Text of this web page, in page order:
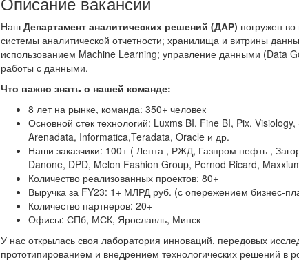
Наш Департамент аналитических решений (ДАР) погружен
системы аналитической отчетности; хранилища и витрины
использованием Machine Learning; управление данными (Data
работы с данными.
Что важно знать о нашей команде:
8 лет на рынке, команда: 350+ человек
Основной стек технологий: Luxms BI, Fine BI, Pix,
Arenadata, Informatica,Teradata, Oracle и др.
Наши заказчики: 100+ ( Лента , РЖД, Газпром нефть ,
Danone, DPD, Melon Fashion Group, Pernod Ricard,
Количество реализованных проектов: 80+
Выручка за FY23: 1+ МЛРД руб. (с опережением бизнес-
Количество партнеров: 20+
Офисы: СПб, МСК, Ярославль, Минск
У нас открылась своя лаборатория инноваций, передовых
прототипированием и внедрением технологических решений в